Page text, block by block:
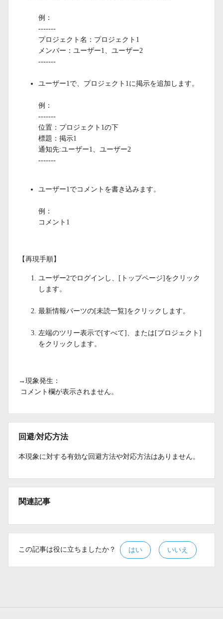
例：
-------
プロジェクト名：プロジェクト1
メンバー：ユーザー1、ユーザー2
-------
ユーザー1で、プロジェクト1に掲示を追加します。
例：
-------
位置：プロジェクト1の下
標題：掲示1
通知先:ユーザー1、ユーザー2
-------
ユーザー1でコメントを書き込みます。
例：
コメント1
【再現手順】
ユーザー2でログインし、[トップページ]をクリック
します。
最新情報パーツの[未読一覧]をクリックします。
左端のツリー表示で[すべて]、または[プロジェクト]
をクリックします。
→現象発生：
コメント欄が表示されません。
回避/対応方法
本現象に対する有効な回避方法や対応方法はありません。
関連記事
この記事は役に立ちましたか？ はい いいえ